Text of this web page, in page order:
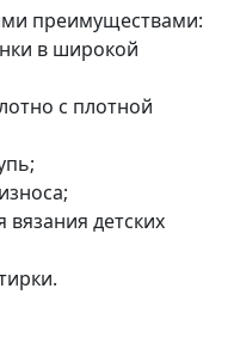
преимуществами:
в широкой
с плотной
детских